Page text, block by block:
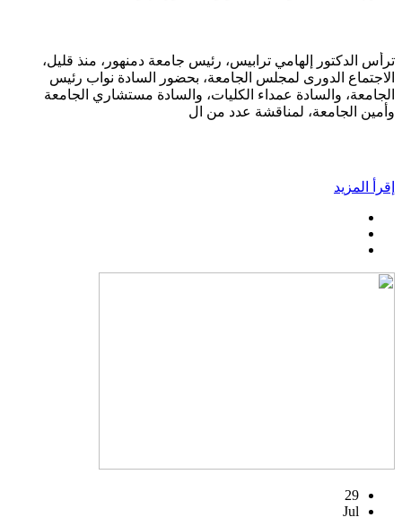
ترأس الدكتور إلهامي ترابيس، رئيس جامعة دمنهور، منذ قليل،
الاجتماع الدورى لمجلس الجامعة، بحضور السادة نواب رئيس
الجامعة، والسادة عمداء الكليات، والسادة مستشاري الجامعة
وأمين الجامعة، لمناقشة عدد من ال
إقرأ المزيد
29
Jul